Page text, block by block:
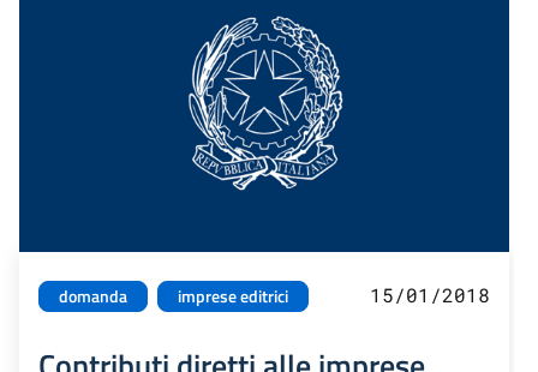
domanda imprese editrici 15/01/2018